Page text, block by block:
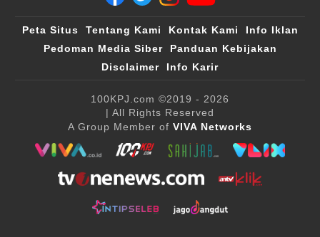
Peta Situs Tentang Kami Kontak Kami
Info Iklan
Pedoman Media Siber
Panduan Kebijakan
Disclaimer
Info Karir
100KPJ.com ©2019 - 2026
| All Rights Reserved
A Group Member of VIVA Networks